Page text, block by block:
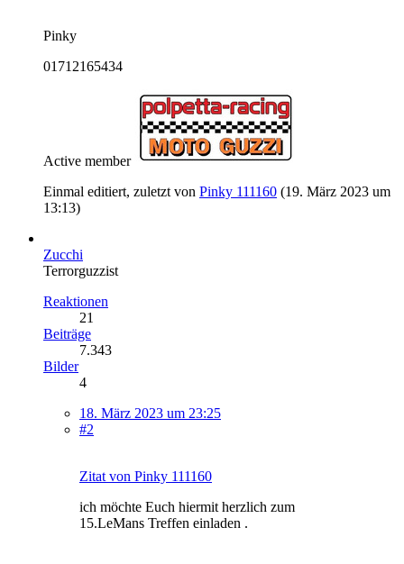
Pinky
01712165434
Active member
Einmal editiert, zuletzt von Pinky 111160 (19. März 2023 um
13:13)
Zucchi
Terrorguzzist
Reaktionen
21
Beiträge
7.343
Bilder
4
18. März 2023 um 23:25
#2
Zitat von Pinky 111160
ich möchte Euch hiermit herzlich zum
15.LeMans Treffen einladen .